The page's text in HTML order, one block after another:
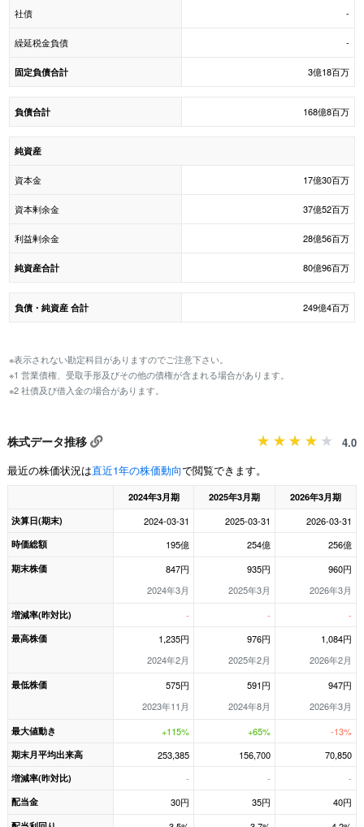
社債 -
繰延税金負債 -
固定負債合計 3億18百万
負債合計 168億8百万
純資産
資本金 17億30百万
資本剰余金 37億52百万
利益剰余金 28億56百万
純資産合計 80億96百万
負債・純資産 合計 249億4百万
※表示されない勘定科目がありますのでご注意下さい。
※1 営業債権、受取手形及びその他の債権が含まれる場合があります。
※2 社債及び借入金の場合があります。
株式データ推移
4.0
最近の株価状況は直近1年の株価動向で閲覧できます。
2024年3月期 2025年3月期
2026年3月期
決算日(期末)
2024-03-31 2025-03-31 2026-03-31
時価総額 195億 254億 256億
期末株価
847円
2024年3月
935円
2025年3月
960円
2026年3月
増減率(昨対比) - - -
最高株価
1,235円
2024年2月
976円
2025年2月
1,084円
2026年2月
最低株価
575円
2023年11月
591円
2024年8月
947円
2026年3月
最大値動き +115% +65% -13%
期末月平均出来高 253,385 156,700 70,850
増減率(昨対比) - - -
配当金 30円 35円 40円